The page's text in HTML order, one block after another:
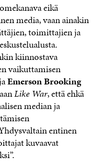
eikä
media, vaan ainakin
toimittajien ja
kiinnostava
vaikuttamisen
Emerson Brooking
Like War, että ehkä
median ja
entinen
kuvaavat